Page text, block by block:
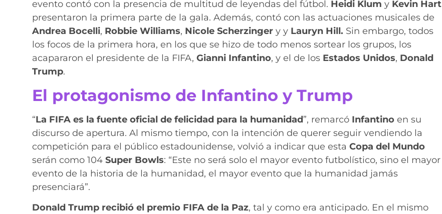
evento contó con la presencia de multitud de leyendas del fútbol. Heidi Klum y Kevin Hart
presentaron la primera parte de la gala. Además, contó con las actuaciones musicales de
Andrea Bocelli, Robbie Williams, Nicole Scherzingery y Lauryn Hill. Sin embargo, todos
los focos de la primera hora, en los que se hizo de todo menos sortear los grupos, los
acapararon el presidente de la FIFA, Gianni Infantino, y el de los Estados Unidos, Donald
Trump.
El protagonismo de Infantino y Trump
“La FIFA es la fuente oficial de felicidad para la humanidad”, remarcó Infantinoen su
discurso de apertura. Al mismo tiempo, con la intención de querer seguir vendiendo la
competición para el público estadounidense, volvió a indicar que esta Copa del Mundo
serán como 104 Super Bowls: “Este no será solo el mayor evento futbolístico, sino el mayor
evento de la historia de la humanidad, el mayor evento que la humanidad jamás
presenciará”.
Donald Trump recibió el premio FIFA de la Paz, tal y como era anticipado. En el mismo